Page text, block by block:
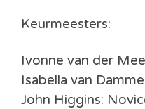
Keurmeesters:
Ivonne van der
Isabella van
John Higgins: